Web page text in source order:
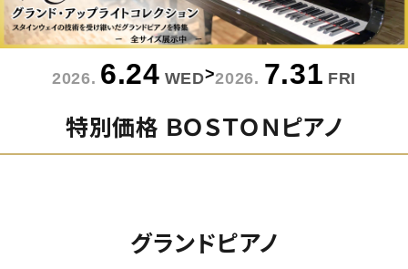
2026. 6.24 WED>2026. 7.31 FRI
特別価格 ＢＯＳＴＯＮピアノ
グランドピアノ